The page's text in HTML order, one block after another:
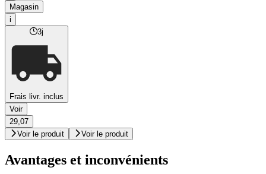
Magasin
i
3j
Frais livr. inclus
Voir
29,07
Voir le produit
Voir le produit
Avantages et inconvénients